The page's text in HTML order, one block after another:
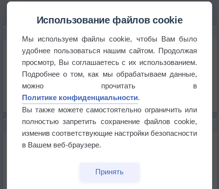
Температура
Давление
Осадки
Облачность
Список всех карт
НОВОЕ О ПОГОДЕ
Дневная температура воздуха в ОАЭ превысила
+51°
Европейские столицы бьют рекорды жары
Использование файлов cookie
Мы используем файлы cookie, чтобы Вам было
удобнее пользоваться нашим сайтом. Продолжая
просмотр, Вы соглашаетесь с их использованием.
Подробнее о том, как мы обрабатываем данные,
можно прочитать в
Политике конфиденциальности.
Вы также можете самостоятельно ограничить или
полностью запретить сохранение файлов cookie,
изменив соответствующие настройки безопасности
в Вашем веб-браузере.
Принять